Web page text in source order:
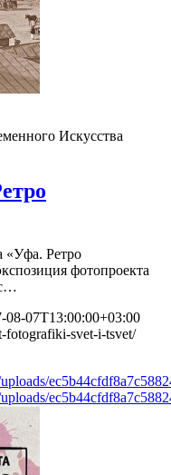
Искусства
«Уфа. Ретро
фотопроекта
08-07T13:00:00+03:00
fotografiki-svet-i-tsvet/